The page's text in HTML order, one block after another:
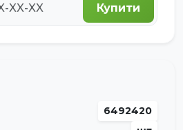
Купити
6492420